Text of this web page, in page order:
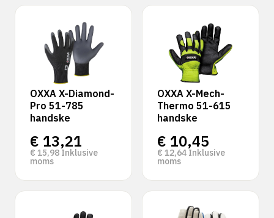
OXXA X-Diamond-
Pro 51-785
handske
€ 13,21
€ 15,98 Inklusive
moms
OXXA X-Mech-
Thermo 51-615
handske
€ 10,45
€ 12,64 Inklusive
moms